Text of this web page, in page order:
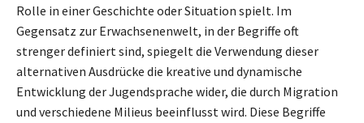
Rolle in einer Geschichte oder Situation spielt. Im
Gegensatz zur Erwachsenenwelt, in der Begriffe oft
strenger definiert sind, spiegelt die Verwendung dieser
alternativen Ausdrücke die kreative und dynamische
Entwicklung der Jugendsprache wider, die durch Migration
und verschiedene Milieus beeinflusst wird. Diese Begriffe